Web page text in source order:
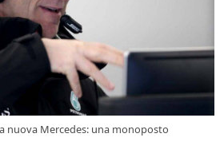
nuova Mercedes: una monoposto